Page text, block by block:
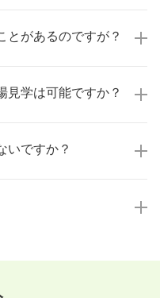
はありません！
ただいた上で、転職希
とがあるのですが？
制度など、どんな小さ
見学は可能ですか？
際の職場環境や働く人
してご判断いただけま
いですか？
す。「転職を考え始め
いか分からない」とい
ってはWEB面接を導入
ので、お気軽にお申し